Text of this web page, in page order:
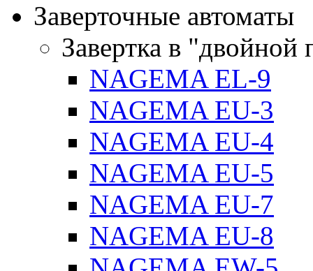
Заверточные автоматы
Завертка в "двойной
NAGEMA EL-9
NAGEMA EU-3
NAGEMA EU-4
NAGEMA EU-5
NAGEMA EU-7
NAGEMA EU-8